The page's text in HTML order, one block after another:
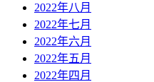
2022年八月
2022年七月
2022年六月
2022年五月
2022年四月